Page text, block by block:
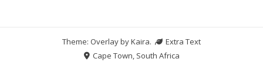
Theme: Overlay byKaira.
Extra Text
Cape Town, South Africa